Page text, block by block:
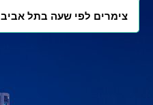
צימרים לפי שעה בתל אביב